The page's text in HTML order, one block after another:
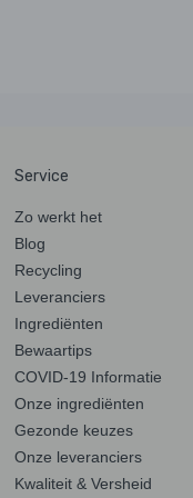
Service
Zo werkt het
Blog
Recycling
Leveranciers
Ingrediënten
Bewaartips
COVID-19 Informatie
Onze ingrediënten
Gezonde keuzes
Onze leveranciers
Kwaliteit & Versheid